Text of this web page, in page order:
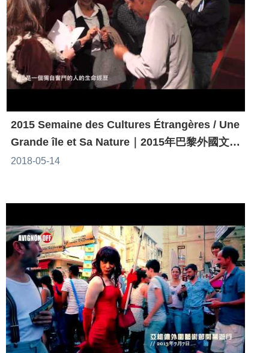
2015 Semaine des Cultures Étrangères / Une
Grande île et Sa Nature｜2015年巴黎外國文化
週活動／一座大島的自然世界
2018-05-14